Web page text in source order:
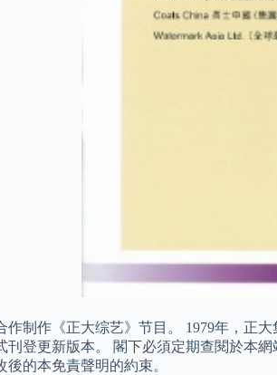
制作《正大综艺》节目。 1979年，正
登更新版本。 閣下必須定期查閱於本
的本免責聲明的約束。